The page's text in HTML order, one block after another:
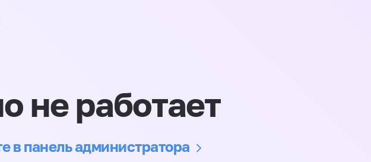
не работает
в панель администратора